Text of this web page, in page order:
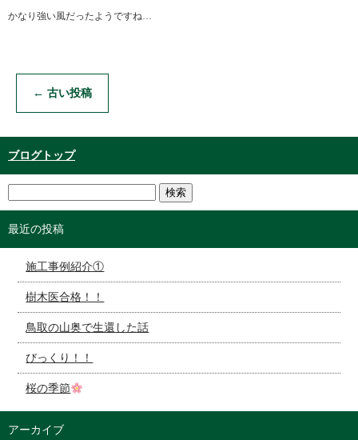
かなり強い風だったようですね…
← 古い投稿
ブログトップ
最近の投稿
施工事例紹介①
樹木医合格！！
鳥取の山奥で生還した話
びっくり！！
桜の季節
アーカイブ